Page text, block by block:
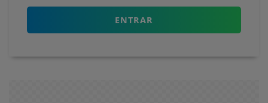
ENTRAR